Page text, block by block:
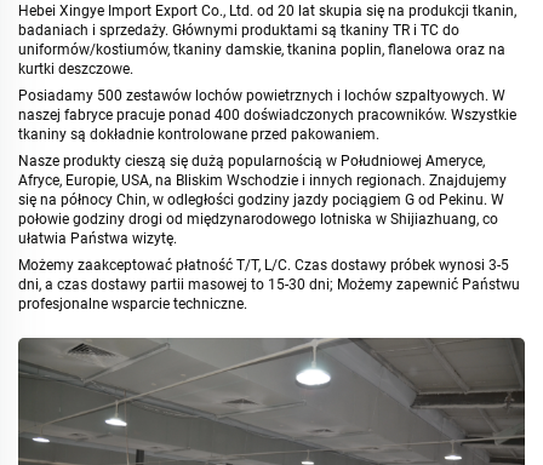
Hebei Xingye Import Export Co., Ltd. od 20 lat skupia się na produkcji tkanin,
badaniach i sprzedaży. Głównymi produktami są tkaniny TR i TC do
uniformów/kostiumów, tkaniny damskie, tkanina poplin, flanelowa oraz na
kurtki deszczowe.
Posiadamy 500 zestawów lochów powietrznych i lochów szpaltyowych. W
naszej fabryce pracuje ponad 400 doświadczonych pracowników. Wszystkie
tkaniny są dokładnie kontrolowane przed pakowaniem.
Nasze produkty cieszą się dużą popularnością w Południowej Ameryce,
Afryce, Europie, USA, na Bliskim Wschodzie i innych regionach. Znajdujemy
się na północy Chin, w odległości godziny jazdy pociągiem G od Pekinu. W
połowie godziny drogi od międzynarodowego lotniska w Shijiazhuang, co
ułatwia Państwa wizytę.
Możemy zaakceptować płatność T/T, L/C. Czas dostawy próbek wynosi 3-5
dni, a czas dostawy partii masowej to 15-30 dni; Możemy zapewnić Państwu
profesjonalne wsparcie techniczne.